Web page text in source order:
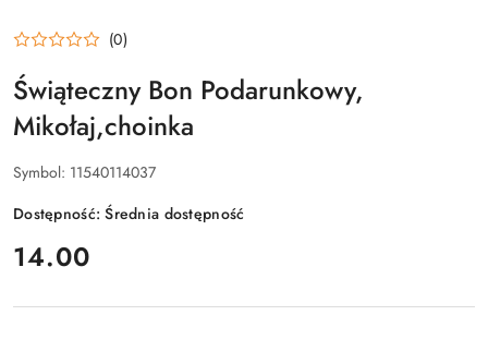
(0)
Świąteczny Bon Podarunkowy,
Mikołaj,choinka
Symbol: 11540114037
Dostępność:Średnia dostępność
cena:
14.00